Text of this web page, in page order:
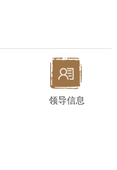
领导信息